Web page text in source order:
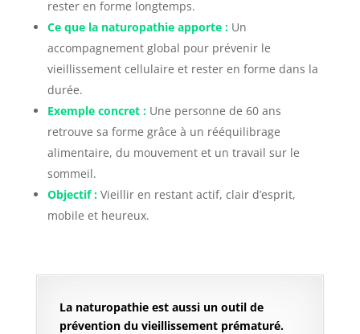
rester en forme longtemps.
Ce que la naturopathie apporte :Un
accompagnement global pour prévenir le
vieillissement cellulaire et rester en forme dans la
durée.
Exemple concret :Une personne de 60 ans
retrouve sa forme grâce à un rééquilibrage
alimentaire, du mouvement et un travail sur le
sommeil.
Objectif :Vieillir en restant actif, clair d’esprit,
mobile et heureux.
La naturopathie est aussi un outil de
prévention du vieillissement prématuré.